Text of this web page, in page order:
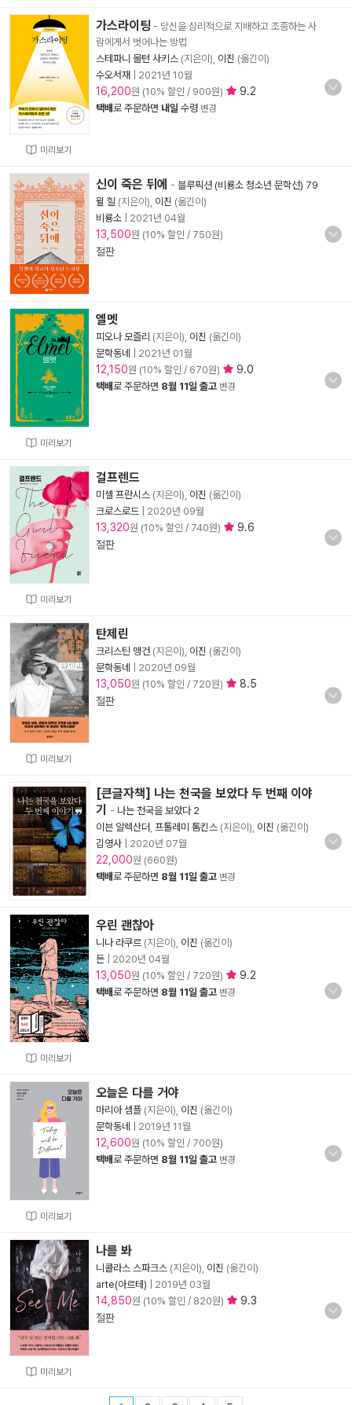
미리보기
가스라이팅 - 당신을 심리적으로 지배하고 조종하는 사
람에게서 벗어나는 방법
스테파니 몰턴 사키스 (지은이), 이진 (옮긴이)
수오서재
2021년 10월
16,200원 (10% 할인 / 900원) 9.2
택배로 주문하면 내일 수령 변경
신이 죽은 뒤에 - 블루픽션 (비룡소 청소년 문학선) 79
윌 힐 (지은이), 이진 (옮긴이)
비룡소
2021년 04월
13,500원 (10% 할인 / 750원)
절판
미리보기
엘멧
피오나 모즐리 (지은이), 이진 (옮긴이)
문학동네
2021년 01월
12,150원 (10% 할인 / 670원) 9.0
택배로 주문하면 8월 11일 출고 변경
미리보기
걸프렌드
미셸 프란시스 (지은이), 이진 (옮긴이)
크로스로드
2020년 09월
13,320원 (10% 할인 / 740원)
9.6
절판
미리보기
탄제린
크리스틴 맹건 (지은이), 이진 (옮긴이)
문학동네
2020년 09월
13,050원 (10% 할인 / 720원)
8.5
절판
[큰글자책] 나는 천국을 보았다 두 번째 이야
기
- 나는 천국을 보았다 2
이븐 알렉산더 프톨레미 톰킨스 (지은이), 이진 (옮긴이)
김영사
2020년 07월
22,000원 (660원)
택배로 주문하면 8월 11일 출고 변경
미리보기
우린 괜찮아
니나 라쿠르 (지은이), 이진 (옮긴이)
든
2020년 04월
13,050원 (10% 할인 / 720원) 9.2
택배로 주문하면 8월 11일 출고 변경
미리보기
오늘은 다를 거야
마리아 셈플 (지은이), 이진 (옮긴이)
문학동네
2019년 11월
12,600원 (10% 할인 / 700원)
택배로 주문하면 8월 11일 출고 변경
미리보기
나를 봐
니콜라스 스파크스 (지은이), 이진 (옮긴이)
arte(아르테)
2019년 03월
14,850원 (10% 할인 / 820원)
9.3
절판